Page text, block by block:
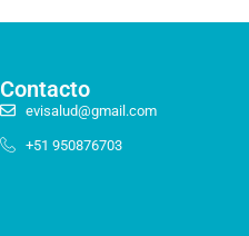
Contacto
evisalud@gmail.com
+51 950876703